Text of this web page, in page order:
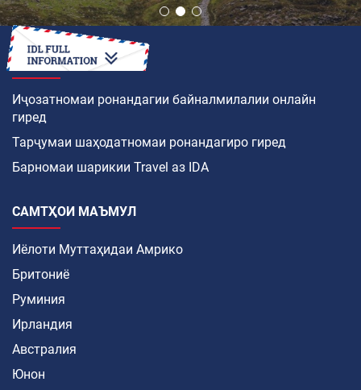
ЧӢ ТАВР
Иҷозатномаи ронандагии байналмилалии онлайн
гиред
Тарҷумаи шаҳодатномаи ронандагиро гиред
Барномаи шарикии Travel аз IDA
САМТҲОИ МАЪМУЛ
Иёлоти Муттаҳидаи Амрико
Бритониё
Руминия
Ирландия
Австралия
Юнон